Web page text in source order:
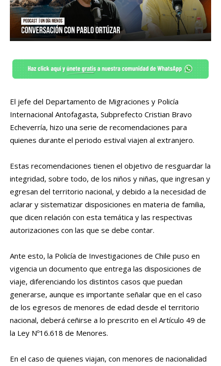
El jefe del Departamento de Migraciones y Policía
Internacional Antofagasta, Subprefecto Cristian Bravo
Echeverría, hizo una serie de recomendaciones para
quienes durante el periodo estival viajen al extranjero.
Estas recomendaciones tienen el objetivo de resguardar la
integridad, sobre todo, de los niños y niñas, que ingresan y
egresan del territorio nacional, y debido a la necesidad de
aclarar y sistematizar disposiciones en materia de familia,
que dicen relación con esta temática y las respectivas
autorizaciones con las que se debe contar.
Ante esto, la Policía de Investigaciones de Chile puso en
vigencia un documento que entrega las disposiciones de
viaje, diferenciando los distintos casos que puedan
generarse, aunque es importante señalar que en el caso
de los egresos de menores de edad desde el territorio
nacional, deberá ceñirse a lo prescrito en el Artículo 49 de
la Ley Nº16.618 de Menores.
En el caso de quienes viajan, con menores de nacionalidad